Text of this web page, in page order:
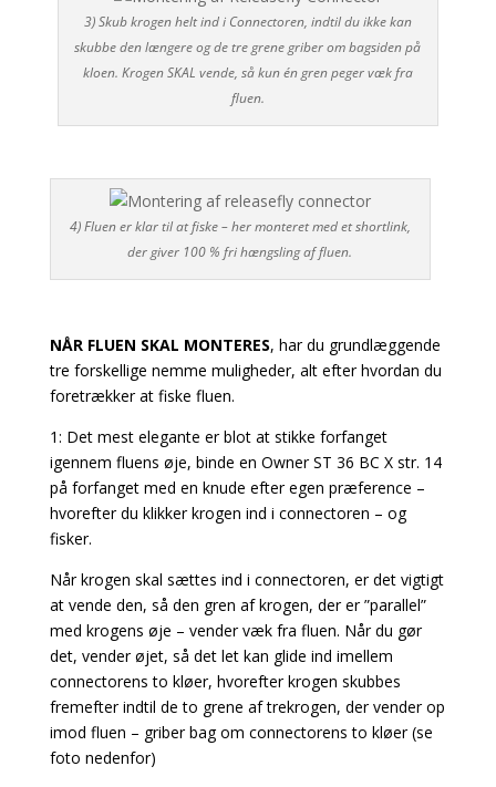
3) Skub krogen helt ind i Connectoren, indtil du ikke kan
skubbe den længere og de tre grene griber om bagsiden på
kloen. Krogen SKAL vende, så kun én gren peger væk fra
fluen.
4) Fluen er klar til at fiske – her monteret med et shortlink,
der giver 100 % fri hængsling af fluen.
NÅR FLUEN SKAL MONTERES, har du grundlæggende
tre forskellige nemme muligheder, alt efter hvordan du
foretrækker at fiske fluen.
1: Det mest elegante er blot at stikke forfanget
igennem fluens øje, binde en Owner ST 36 BC X str. 14
på forfanget med en knude efter egen præference –
hvorefter du klikker krogen ind i connectoren – og
fisker.
Når krogen skal sættes ind i connectoren, er det vigtigt
at vende den, så den gren af krogen, der er ”parallel”
med krogens øje – vender væk fra fluen. Når du gør
det, vender øjet, så det let kan glide ind imellem
connectorens to kløer, hvorefter krogen skubbes
fremefter indtil de to grene af trekrogen, der vender op
imod fluen – griber bag om connectorens to kløer (se
foto nedenfor)